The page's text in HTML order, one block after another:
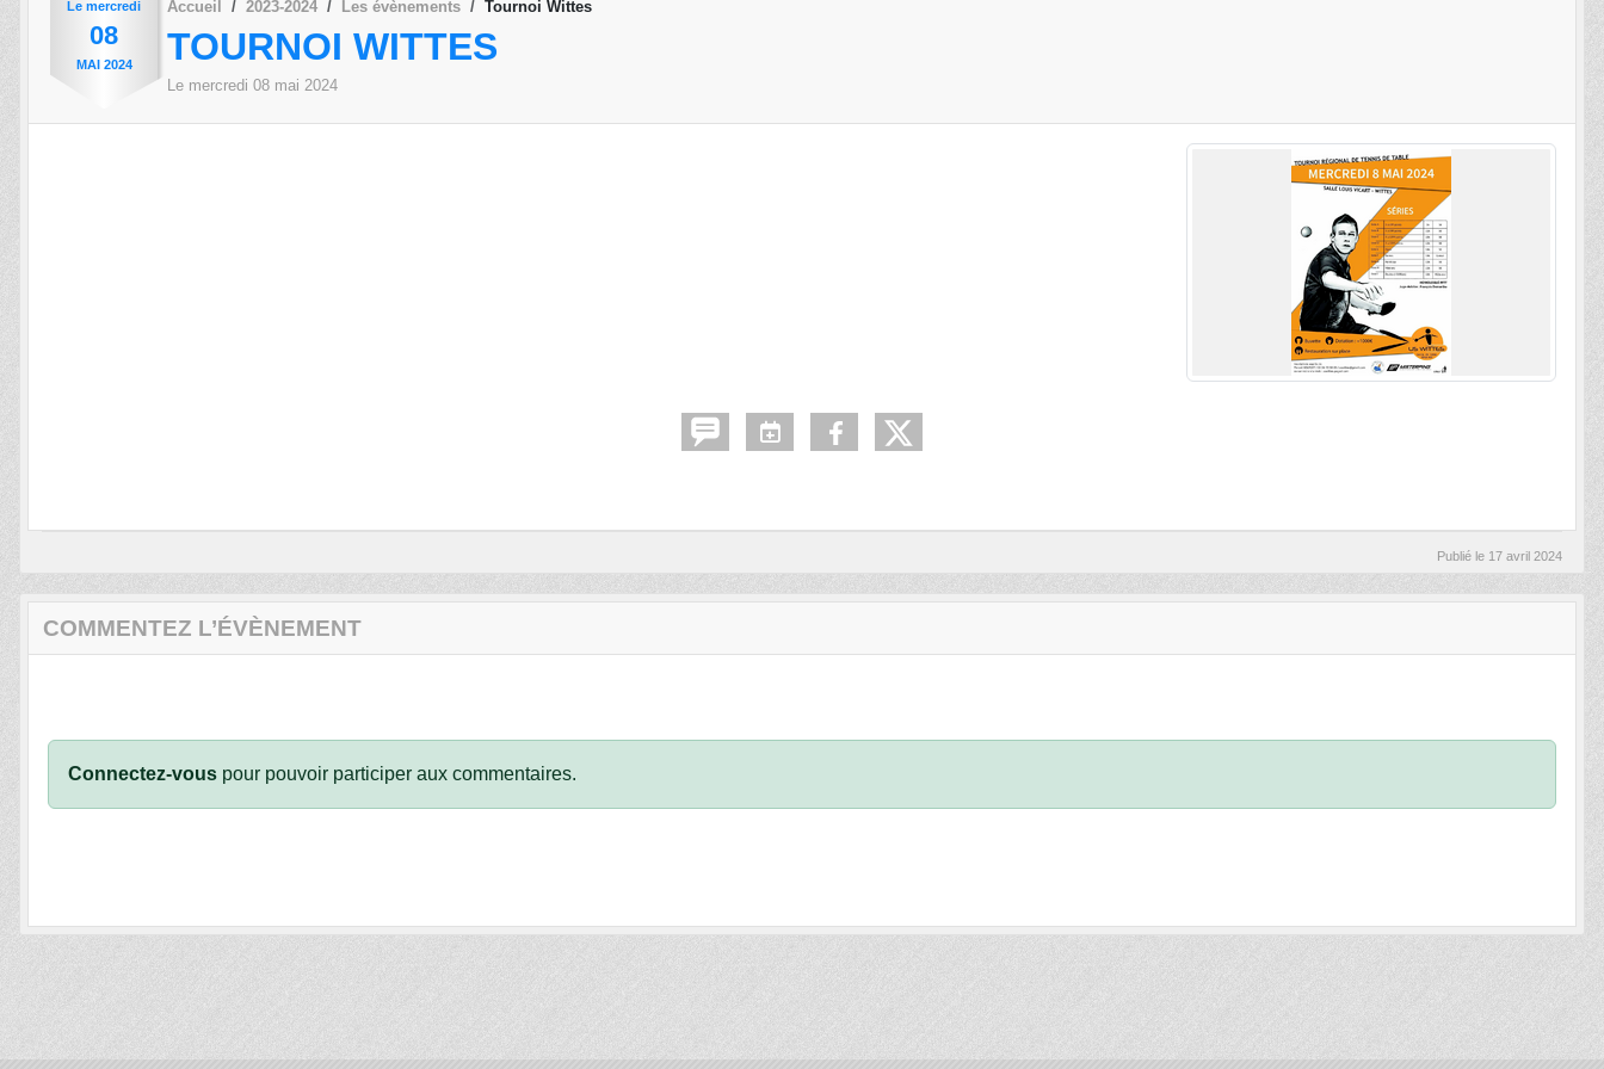
Le mercredi
08
MAI 2024
Accueil 2023-2024 Les évènements Tournoi Wittes
TOURNOI WITTES
Le mercredi 08 mai 2024
Publié le 17 avril 2024
COMMENTEZ L’ÉVÈNEMENT
Connectez-vous pour pouvoir participer aux commentaires.